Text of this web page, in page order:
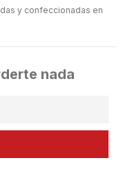
y confeccionadas en
nada